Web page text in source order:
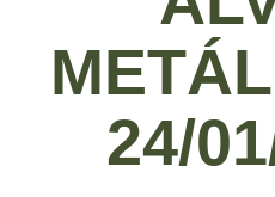
24/